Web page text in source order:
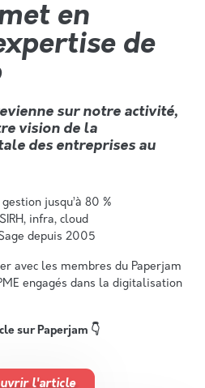
en
de
sur notre activité,
vision de la
des entreprises au
jusqu’à 80 %
infra, cloud
depuis 2005
avec les membres du Paperjam
engagés dans la digitalisation
sur Paperjam 👇
l'article